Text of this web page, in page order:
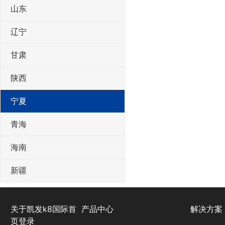
山东
辽宁
甘肃
陕西
宁夏
青海
海南
新疆
关于凯发k8国际首
页登录
产品中心 解决方案